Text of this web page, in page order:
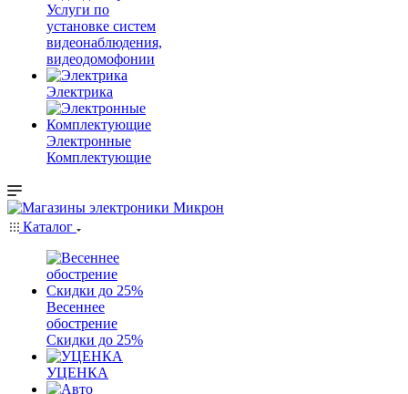
Услуги по
установке систем
видеонаблюдения,
видеодомофонии
Электрика
Электронные
Комплектующие
Каталог
Весеннее
обострение
Скидки до 25%
УЦЕНКА